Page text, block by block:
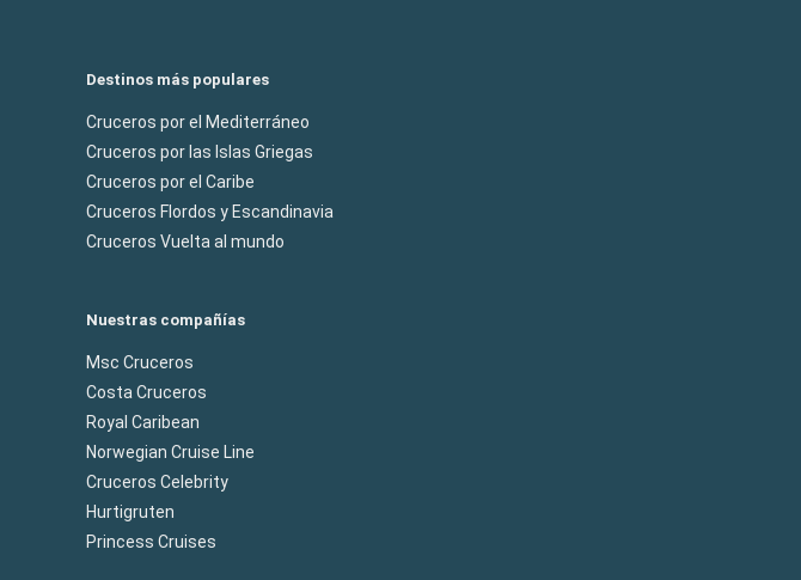
Destinos más populares
Cruceros por el Mediterráneo
Cruceros por las Islas Griegas
Cruceros por el Caribe
Cruceros Flordos y Escandinavia
Cruceros Vuelta al mundo
Nuestras compañías
Msc Cruceros
Costa Cruceros
Royal Caribean
Norwegian Cruise Line
Cruceros Celebrity
Hurtigruten
Princess Cruises